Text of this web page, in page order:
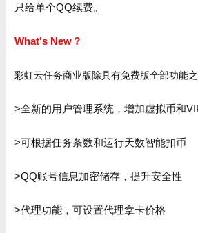
只给单个QQ续费。
What's New？
彩虹云任务商业版除具有免费版全部功能
>全新的用户管理系统，增加虚拟币和
>可根据任务条数和运行天数智能扣币
>QQ账号信息加密储存，提升安全性
>代理功能，可设置代理拿卡价格